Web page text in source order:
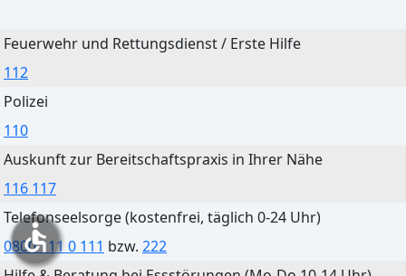
Bautzen
Heute
Klarer Himmel
16°C
Cottbus
Feuerwehr und Rettungsdienst / Erste Hilfe
112
Polizei
110
Auskunft zur Bereitschaftspraxis in Ihrer Nähe
116 117
Telefonseelsorge (kostenfrei, täglich 0-24 Uhr)
0800 111 0 111 bzw. 222
accessible